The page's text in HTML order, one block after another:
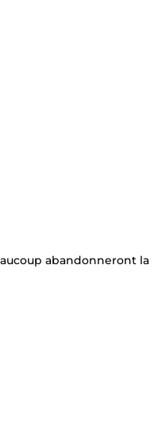
abandonneront la